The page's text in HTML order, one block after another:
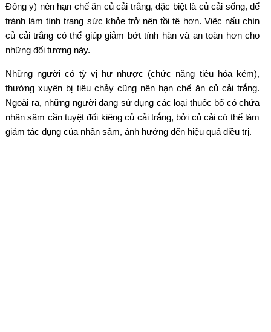
Đông y) nên hạn chế ăn củ cải trắng, đặc biệt là củ cải sống, để
tránh làm tình trạng sức khỏe trở nên tồi tệ hơn. Việc nấu chín
củ cải trắng có thể giúp giảm bớt tính hàn và an toàn hơn cho
những đối tượng này.
Những người có tỳ vị hư nhược (chức năng tiêu hóa kém),
thường xuyên bị tiêu chảy cũng nên hạn chế ăn củ cải trắng.
Ngoài ra, những người đang sử dụng các loại thuốc bổ có chứa
nhân sâm cần tuyệt đối kiêng củ cải trắng, bởi củ cải có thể làm
giảm tác dụng của nhân sâm, ảnh hưởng đến hiệu quả điều trị.